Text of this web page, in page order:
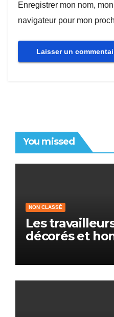
Enregistrer mon nom,
navigateur pour mon
You missed
NON CLASSÉ
Les
décorés et